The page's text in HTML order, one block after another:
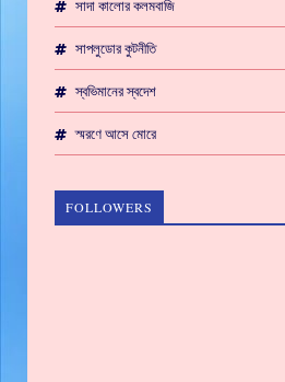
সাদা কালোর কলমবাজি
সাপলুডোর কুটনীতি
স্বভিমানের স্বদেশ
স্মরণে আসে মোরে
FOLLOWERS